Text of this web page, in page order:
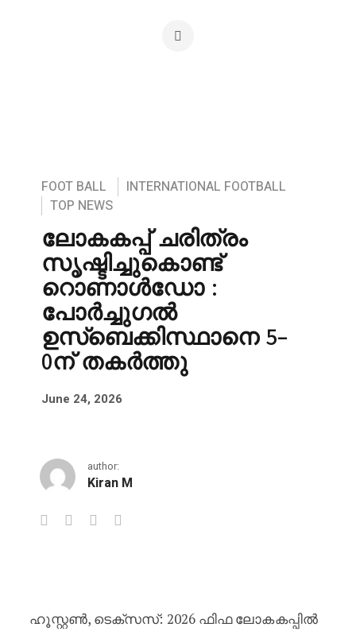
FOOT BALL
INTERNATIONAL FOOTBALL
TOP NEWS
ലോകകപ്പ് ചരിത്രം
സൃഷ്ടിച്ചുകൊണ്ട്
റൊണാൾഡോ :
പോർച്ചുഗൽ
ഉസ്ബെക്കിസ്ഥാനെ 5–
0ന് തകർത്തു
June 24, 2026
author:
Kiran M
ഹൂസ്റ്റൺ, ടെക്സസ്: 2026 ഫിഫ ലോകകപ്പിൽ